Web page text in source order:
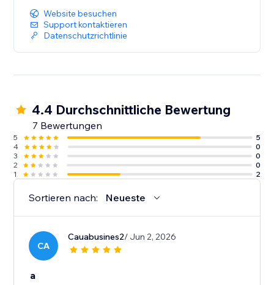
Website besuchen
Support kontaktieren
Datenschutzrichtlinie
4.4 Durchschnittliche Bewertung
7 Bewertungen
5
5
4
0
3
0
2
0
1
2
Sortieren nach: Neueste
CA
Cauabusines2/ Jun 2, 2026
a